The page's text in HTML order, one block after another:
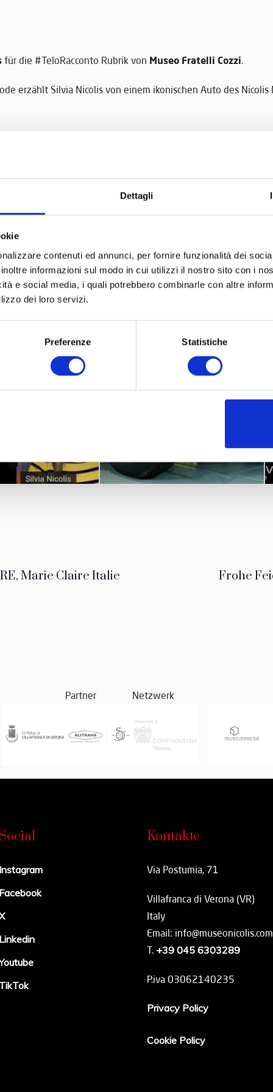
Dettagli
contenuti ed annunci, per fornire funzionalità dei
informazioni sul modo in cui utilizzi il nostro sito con i
e social media, i quali potrebbero combinarle con altre
dei loro servizi.
Preferenze Statistiche
für die #TeloRacconto Rubrik von Museo Fratelli Cozzi.
erzählt Silvia Nicolis von einem ikonischen Auto des Nicolis
Marie Claire Italie Frohe
Partner Netzwerk
Kontakte
Via Postumia, 71
Villafranca di Verona (VR)
Italy
Email: info@museonicolis.com
T. +39 045 6303289
P.iva 03062140235
Privacy Policy
Cookie Policy